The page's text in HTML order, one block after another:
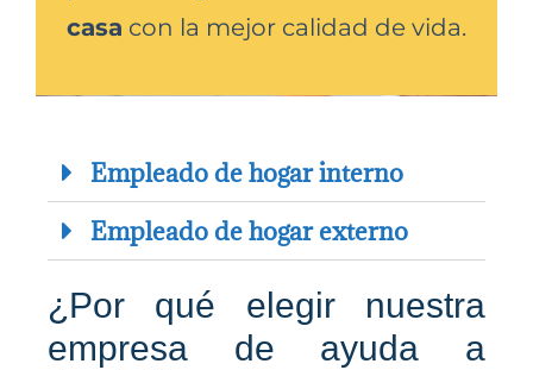
casa con la mejor calidad de vida.
Empleado de hogar interno
Empleado de hogar externo
¿Por qué elegir nuestra
empresa de ayuda a